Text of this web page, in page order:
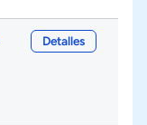
Detalles